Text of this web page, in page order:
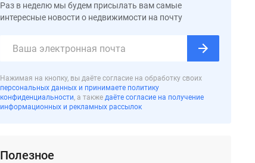
Раз в неделю мы будем присылать вам самые
интересные новости о недвижимости на почту
Нажимая на кнопку, вы даёте согласие на обработку своих
персональных данных и принимаете политику
конфиденциальности, а также даёте согласие на получение
информационных и рекламных рассылок
Полезное